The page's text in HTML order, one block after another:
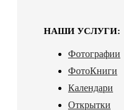
НАШИ УСЛУГИ:
Фотографии
ФотоКниги
Календари
Открытки